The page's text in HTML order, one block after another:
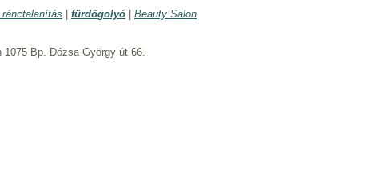
fürdőgolyó
Beauty Salon
1075 Bp. Dózsa György út 66.